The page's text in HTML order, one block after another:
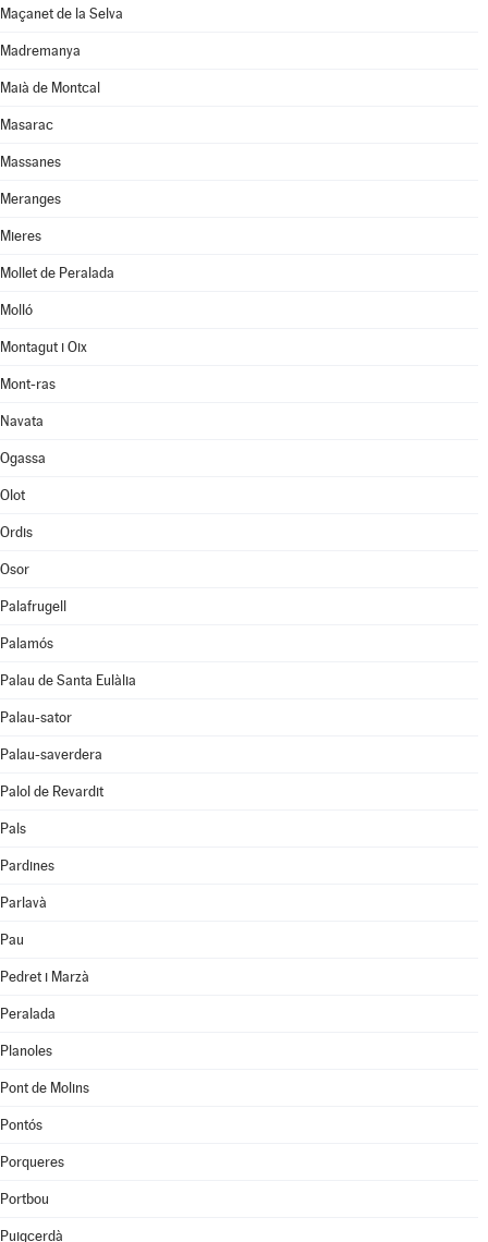
Maçanet de la Selva
Madremanya
Maià de Montcal
Masarac
Massanes
Meranges
Mieres
Mollet de Peralada
Molló
Montagut i Oix
Mont-ras
Navata
Ogassa
Olot
Ordis
Osor
Palafrugell
Palamós
Palau de Santa Eulàlia
Palau-sator
Palau-saverdera
Palol de Revardit
Pals
Pardines
Parlavà
Pau
Pedret i Marzà
Peralada
Planoles
Pont de Molins
Pontós
Porqueres
Portbou
Puigcerdà